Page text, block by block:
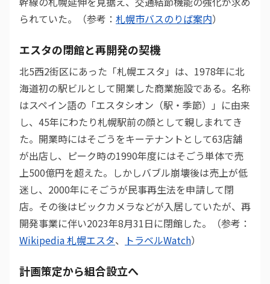
られていた。（参考： 札幌市バスのりば案内）
エスタの閉館と再開発の契機
北5西2街区にあった「札幌エスタ」は、1978年に北
海道初の駅ビルとして開業した商業施設である。名称
はスペイン語の「エスタシオン（駅・季節）」に由来
し、45年にわたり札幌駅前の顔として親しまれてき
た。開業時にはそごうをキーテナントとして63店舗
が出店し、ピーク時の1990年度にはそごう単体で売
上500億円を超えた。しかしバブル崩壊後は売上が低
迷し、2000年にそごうが民事再生法を申請して閉
店。その後はビックカメラなどが入居していたが、再
開発事業に伴い2023年8月31日に閉館した。（参考：
Wikipedia 札幌エスタ、 トラベルWatch）
計画策定から組合設立へ